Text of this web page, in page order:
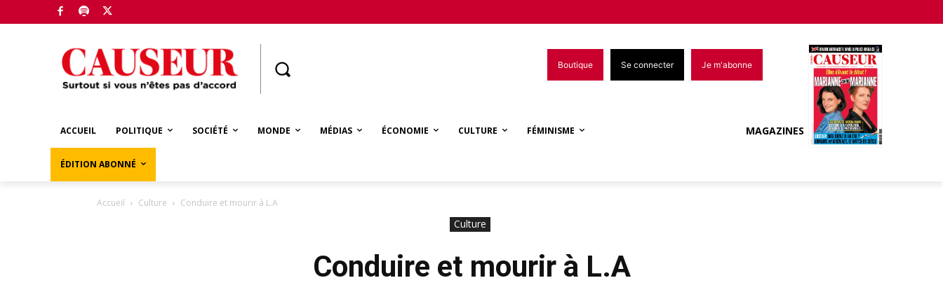
Boutique Se connecter Je m'abonne
ACCUEIL POLITIQUE SOCIÉTÉ MONDE MÉDIAS ÉCONOMIE CULTURE FÉMINISME
ÉDITION ABONNÉ
MAGAZINES
Accueil Culture Conduire et mourir à L.A
Culture
Conduire et mourir à L.A